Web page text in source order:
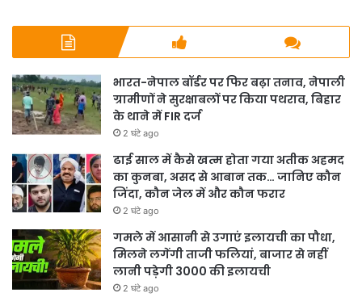
भारत-नेपाल बॉर्डर पर फिर बढ़ा तनाव, नेपाली
ग्रामीणों ने सुरक्षाबलों पर किया पथराव, बिहार
के थाने में FIR दर्ज
2 घंटे ago
ढाई साल में कैसे खत्म होता गया अतीक अहमद
का कुनबा, असद से आबान तक… जानिए कौन
जिंदा, कौन जेल में और कौन फरार
2 घंटे ago
गमले में आसानी से उगाएं इलायची का पौधा,
मिलने लगेंगी ताजी फलियां, बाजार से नहीं
लानी पड़ेगी 3000 की इलायची
2 घंटे ago